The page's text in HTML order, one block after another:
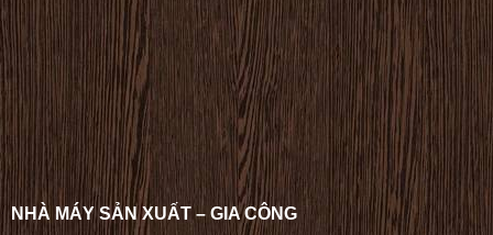
NHÀ MÁY SẢN XUẤT – GIA CÔNG